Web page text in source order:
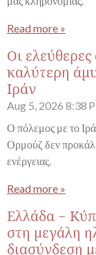
Read more »
Οι ελεύθερες
καλύτερη
Ιράν
Aug 5, 2026 8:38
Ο πόλεμος με το
Ορμούζ δεν
ενέργειας.
Read more »
Ελλάδα -
στη μεγάλη
διασύνδεση